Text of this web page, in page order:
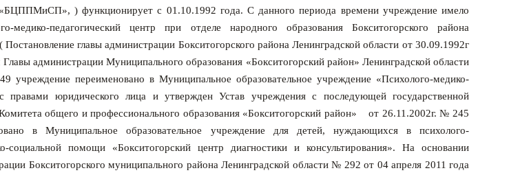
) функционирует с 01.10.1992 года. С данного периода времени учреждение имело
медико-педагогический центр при отделе народного образования Бокситогорского района
Постановление главы администрации Бокситогорского района Ленинградской области от 30.09.1992г
Главы администрации Муниципального образования «Бокситогорский район» Ленинградской области
учреждение переименовано в Муниципальное образовательное учреждение «Психолого-медико-
правами юридического лица и утвержден Устав учреждения с последующей государственной
общего и профессионального образования «Бокситогорский район» от 26.11.2002г. № 245
в Муниципальное образовательное учреждение для детей, нуждающихся в психолого-
социальной помощи «Бокситогорский центр диагностики и консультирования». На основании
Бокситогорского муниципального района Ленинградской области № 292 от 04 апреля 2011 года